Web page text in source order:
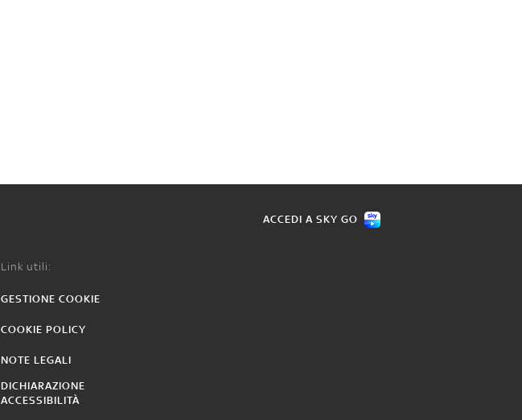
ACCEDI A SKY GO
Link utili:
GESTIONE COOKIE
COOKIE POLICY
NOTE LEGALI
DICHIARAZIONE
ACCESSIBILITÀ